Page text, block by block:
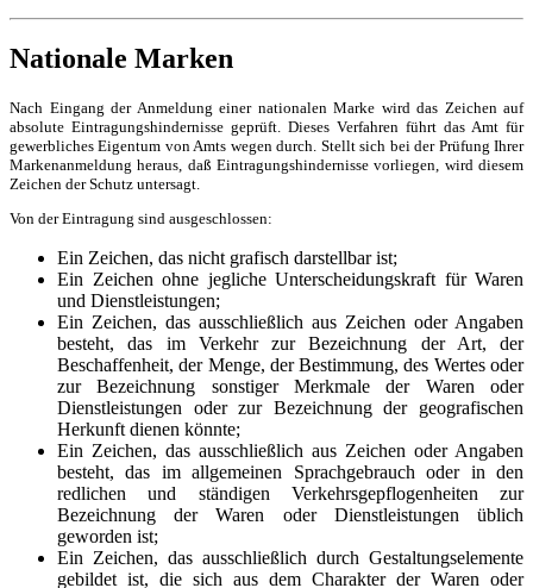
Nationale Marken
Nach Eingang der Anmeldung einer nationalen Marke wird das Zeichen auf
absolute Eintragungshindernisse geprüft. Dieses Verfahren führt das Amt für
gewerbliches Eigentum von Amts wegen durch. Stellt sich bei der Prüfung Ihrer
Markenanmeldung heraus, daß Eintragungshindernisse vorliegen, wird diesem
Zeichen der Schutz untersagt.
Von der Eintragung sind ausgeschlossen:
Ein Zeichen, das nicht grafisch darstellbar ist;
Ein Zeichen ohne jegliche Unterscheidungskraft für Waren
und Dienstleistungen;
Ein Zeichen, das ausschließlich aus Zeichen oder Angaben
besteht, das im Verkehr zur Bezeichnung der Art, der
Beschaffenheit, der Menge, der Bestimmung, des Wertes oder
zur Bezeichnung sonstiger Merkmale der Waren oder
Dienstleistungen oder zur Bezeichnung der geografischen
Herkunft dienen könnte;
Ein Zeichen, das ausschließlich aus Zeichen oder Angaben
besteht, das im allgemeinen Sprachgebrauch oder in den
redlichen und ständigen Verkehrsgepflogenheiten zur
Bezeichnung der Waren oder Dienstleistungen üblich
geworden ist;
Ein Zeichen, das ausschließlich durch Gestaltungselemente
gebildet ist, die sich aus dem Charakter der Waren oder